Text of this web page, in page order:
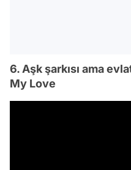
6. Aşk şarkısı ama
My Love